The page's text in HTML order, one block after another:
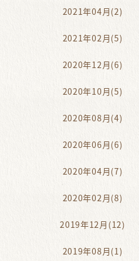
2021年04月(2)
2021年02月(5)
2020年12月(6)
2020年10月(5)
2020年08月(4)
2020年06月(6)
2020年04月(7)
2020年02月(8)
2019年12月(12)
2019年08月(1)